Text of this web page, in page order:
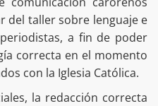
del taller sobre lenguaje e
a fin de poder
correcta en el momento
con la Iglesia Católica.
la redacción correcta